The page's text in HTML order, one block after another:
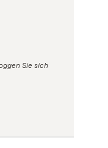
Sie sich